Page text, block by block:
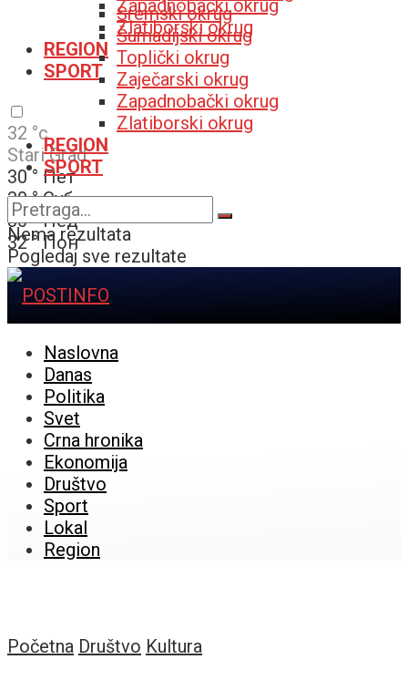
Zapadnobački okrug
Zlatiborski okrug
REGION
SPORT
32 °c
Stari Grad
30 ° Пет
30 ° Суб
30 ° Нед
32 ° Пон
Sremski okrug
Šumadijski okrug
Toplički okrug
Zaječarski okrug
Zapadnobački okrug
Zlatiborski okrug
REGION
SPORT
Nema rezultata
Pogledaj sve rezultate
Naslovna
Danas
Politika
Svet
Crna hronika
Ekonomija
Društvo
Sport
Lokal
Region
Početna Društvo Kultura